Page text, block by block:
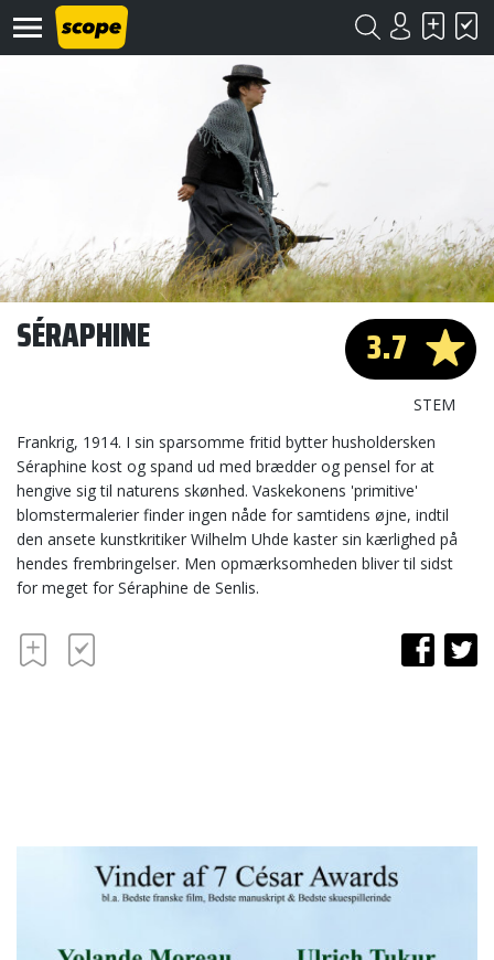
Om
Scope
3.7
STEM
SÉRAPHINE
Frankrig, 1914. I sin sparsomme fritid bytter husholdersken
Séraphine kost og spand ud med brædder og pensel for at
hengive sig til naturens skønhed. Vaskekonens 'primitive'
blomstermalerier finder ingen nåde for samtidens øjne, indtil
den ansete kunstkritiker Wilhelm Uhde kaster sin kærlighed på
hendes frembringelser. Men opmærksomheden bliver til sidst
for meget for Séraphine de Senlis.